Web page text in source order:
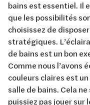
bains est essentiel. Il
que les possibilités
choisissez de
stratégiques.
de bains est un bon
Comme nous l’avons
couleurs claires est
salle de bains. Cela
puissiez pas jouer sur